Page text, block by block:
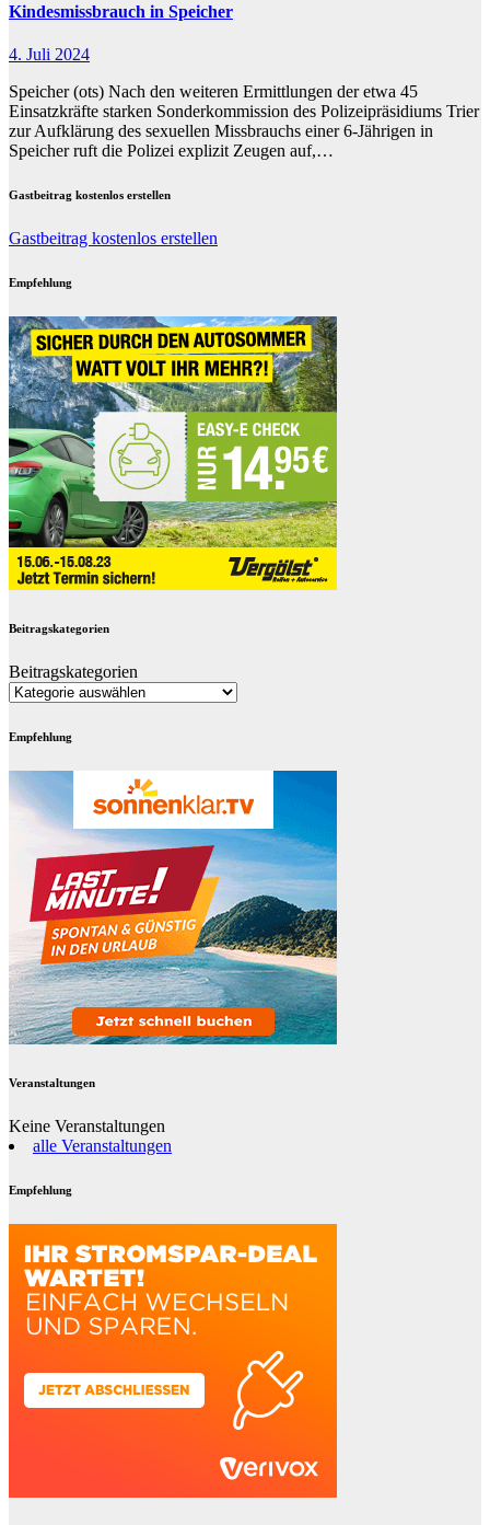
Kindesmissbrauch in Speicher
4. Juli 2024
Speicher (ots) Nach den weiteren Ermittlungen der etwa 45
Einsatzkräfte starken Sonderkommission des Polizeipräsidiums Trier
zur Aufklärung des sexuellen Missbrauchs einer 6-Jährigen in
Speicher ruft die Polizei explizit Zeugen auf,…
Gastbeitrag kostenlos erstellen
Gastbeitrag kostenlos erstellen
Empfehlung
Beitragskategorien
Beitragskategorien
Empfehlung
Veranstaltungen
Keine Veranstaltungen
alle Veranstaltungen
Empfehlung